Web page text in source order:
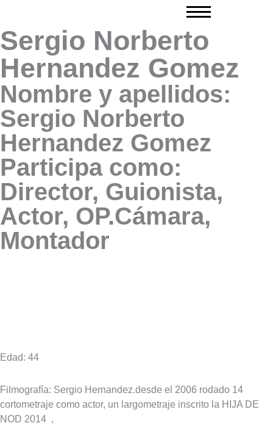
contenido
Sergio Norberto
Hernandez Gomez
Nombre y apellidos:
Sergio Norberto
Hernandez Gomez
Participa como:
Director, Guionista,
Actor, OP.Cámara,
Montador
Edad: 44
Filmografía: Sergio Hernandez.desde el 2006 rodado 14
cortometraje como actor, un largometraje inscrito la HIJA DE
NOD 2014 ,